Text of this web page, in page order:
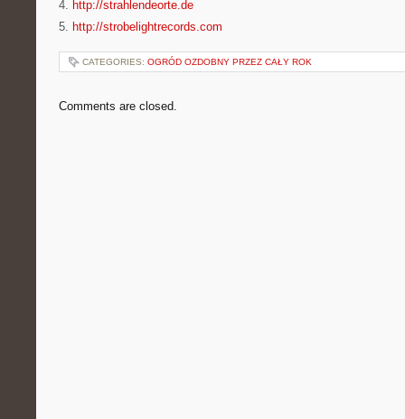
4. http://strahlendeorte.de
5. http://strobelightrecords.com
CATEGORIES: OGRÓD OZDOBNY PRZEZ CAŁY ROK
Comments are closed.